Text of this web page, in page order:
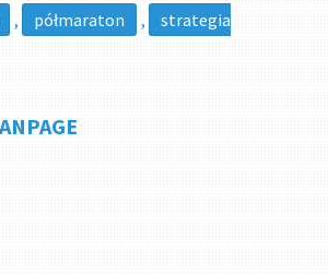
, półmaraton ,
strategia